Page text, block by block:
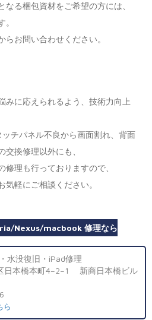
なる梱包資材をご希望の方には、
。
お問い合わせください。
みに応えられるよう、技術力向上
ッチパネル不良から画面割れ、背面
交換修理以外にも、
修理も行っておりますので、
気軽にご相談ください。
Nexus/macbook 修理なら
水没復旧・iPad修理
本橋本町4−2−1 新商日本橋ビル
ら